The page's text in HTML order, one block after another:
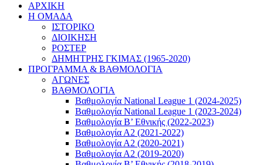
ΑΡΧΙΚΗ
Η ΟΜΑΔΑ
ΙΣΤΟΡΙΚΟ
ΔΙΟΙΚΗΣΗ
ΡΟΣΤΕΡ
ΔΗΜΗΤΡΗΣ ΓΚΙΜΑΣ (1965-2020)
ΠΡΟΓΡΑΜΜΑ & ΒΑΘΜΟΛΟΓΙΑ
ΑΓΩΝΕΣ
ΒΑΘΜΟΛΟΓΙΑ
Βαθμολογία National League 1 (2024-2025)
Βαθμολογία National League 1 (2023-2024)
Βαθμολογία Β’ Εθνικής (2022-2023)
Βαθμολογία Α2 (2021-2022)
Βαθμολογία Α2 (2020-2021)
Βαθμολογία Α2 (2019-2020)